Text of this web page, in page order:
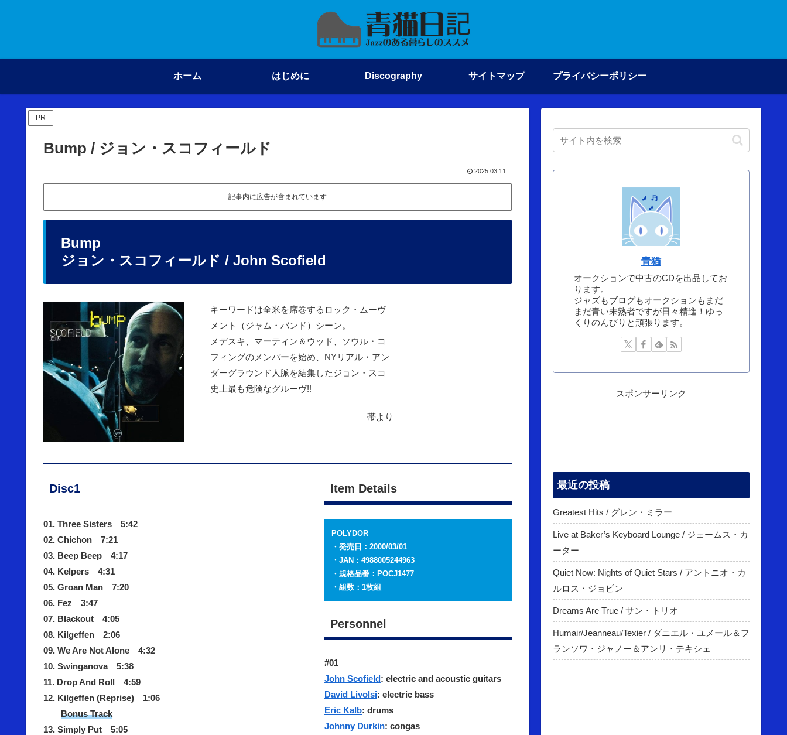
ホーム はじめに Discography サイトマップ プライバシーポリシー
PR
Bump / ジョン・スコフィールド
2025.03.11
記事内に広告が含まれています
Bump
ジョン・スコフィールド / John Scofield
キーワードは全米を席巻するロック・ムーヴ
メント（ジャム・バンド）シーン。
メデスキ、マーティン＆ウッド、ソウル・コ
フィングのメンバーを始め、NYリアル・アン
ダーグラウンド人脈を結集したジョン・スコ
史上最も危険なグルーヴ!!
帯より
Disc1
01. Three Sisters 5:42
02. Chichon 7:21
03. Beep Beep 4:17
04. Kelpers 4:31
05. Groan Man 7:20
06. Fez 3:47
07. Blackout 4:05
08. Kilgeffen 2:06
09. We Are Not Alone 4:32
10. Swinganova 5:38
11. Drop And Roll 4:59
12. Kilgeffen (Reprise) 1:06
Bonus Track
13. Simply Put 5:05
Item Details
POLYDOR
・発売日：2000/03/01
・JAN：4988005244963
・規格品番：POCJ1477
・組数：1枚組
Personnel
#01
John Scofield: electric and acoustic guitars
David Livolsi: electric bass
Eric Kalb: drums
Johnny Durkin: congas
青猫
オークションで中古のCDを出品してお
ります。
ジャズもブログもオークションもまだ
まだ青い未熟者ですが日々精進！ゆっ
くりのんびりと頑張ります。
スポンサーリンク
最近の投稿
Greatest Hits / グレン・ミラー
Live at Baker’s Keyboard Lounge / ジェームス・カ
ーター
Quiet Now: Nights of Quiet Stars / アントニオ・カ
ルロス・ジョビン
Dreams Are True / サン・トリオ
Humair/Jeanneau/Texier / ダニエル・ユメール＆フ
ランソワ・ジャノー＆アンリ・テキシェ